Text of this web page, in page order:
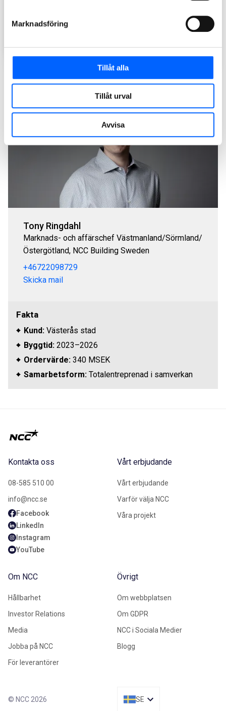
Marknadsföring
Tillåt alla
Tillåt urval
Avvisa
Tony Ringdahl
Marknads- och affärschef Västmanland/Sörmland/
Östergötland, NCC Building Sweden
+46722098729
Skicka mail
Fakta
Kund: Västerås stad
Byggtid: 2023–2026
Ordervärde: 340 MSEK
Samarbetsform: Totalentreprenad i samverkan
Kontakta oss
08-585 510 00
info@ncc.se
Facebook
LinkedIn
Instagram
YouTube
Vårt erbjudande
Vårt erbjudande
Varför välja NCC
Våra projekt
Om NCC
Hållbarhet
Investor Relations
Media
Jobba på NCC
För leverantörer
Övrigt
Om webbplatsen
Om GDPR
NCC i Sociala Medier
Blogg
© NCC 2026 SE